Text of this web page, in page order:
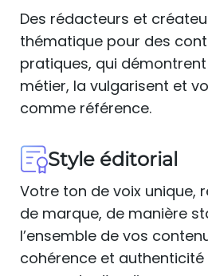
Des rédacteurs et
thématique pour des
pratiques, qui
métier, la vulgarisent et
comme référence.
Style éditorial
Votre ton de voix unique,
de marque, de manière
l’ensemble de vos
cohérence et